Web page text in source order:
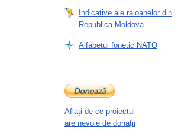
Indicative ale raioanelor din
Republica Moldova
Alfabetul fonetic NATO
Aflați de ce proiectul
are nevoie de donații